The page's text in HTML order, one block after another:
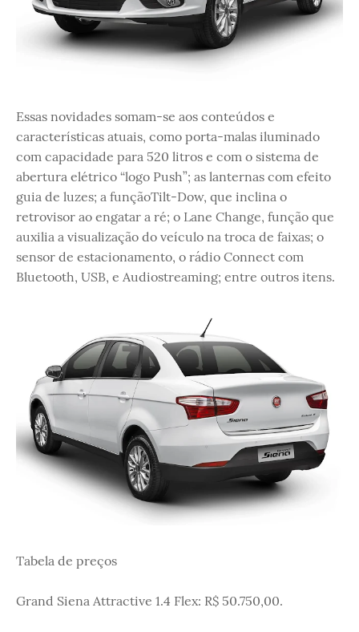
Essas novidades somam-se aos conteúdos e
características atuais, como porta-malas iluminado
com capacidade para 520 litros e com o sistema de
abertura elétrico “logo Push”; as lanternas com efeito
guia de luzes; a funçãoTilt-Dow, que inclina o
retrovisor ao engatar a ré; o Lane Change, função que
auxilia a visualização do veículo na troca de faixas; o
sensor de estacionamento, o rádio Connect com
Bluetooth, USB, e Audiostreaming; entre outros itens.
Tabela de preços
Grand Siena Attractive 1.4 Flex: R$ 50.750,00.